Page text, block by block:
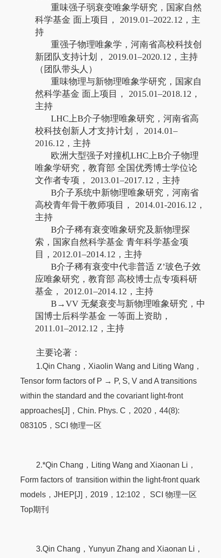
重味强子弱衰变唯象学研究，国家自然
科学基金 面上项目， 2019.01–2022.12 ，主
持
重强子物理唯象学，河南省高校科技创
新团队支持计划， 2019.01–2020.12 ，主持
（团队带头人）
重味物理与新物理唯象学研究，国家自
然科学基金 面上项目， 2015.01–2018.12 ，
主持
LHC 上B介子物理唯象研究，河南省高
校科技创新人才支持计划， 2014.01–
2016.12 ，主持
欧洲大型强子对撞机LHC 上B介子物理
唯象学研究，教育部 全国优秀博士学位论
文作者专项， 2013.01–2017.12 ，主持
B介子系统中新物理唯象研究，河南省
高校青年骨干教师项目， 2014.01-2016.12 ，
主持
B介子稀有衰变唯象研究及新物理探
索，国家自然科学基金 青年科学基金项
目， 2012.01–2014.12 ，主持
B介子稀有衰变中代非普适 Z’玻色子效
应唯象研究，教育部 高校博士点专项科研
基金， 2012.01–2014.12 ，主持
B→VV 无粲衰变与新物理唯象研究，中
国博士后科学基金 一等面上资助，
2011.01–2012.12 ，主持
主要论著：
1.Qin Chang，Xiaolin Wang and Liting Wang，
Tensor form factors of P → P, S, V and A transitions
within the standard and the covariant light-front
approaches[J]，Chin. Phys. C，2020，44(8):
083105，SCI 物理一区
2.*Qin Chang，Liting Wang and Xiaonan Li，
Form factors of transition within the light-front quark
models，JHEP[J]，2019，12:102， SCI 物理一区
Top期刊
3.Qin Chang，Yunyun Zhang and Xiaonan Li，